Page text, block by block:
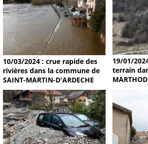
10/03/2024 : crue rapide des
rivières dans la commune de
SAINT-MARTIN-D'ARDECHE
19/01/
terrain
MARTHOD